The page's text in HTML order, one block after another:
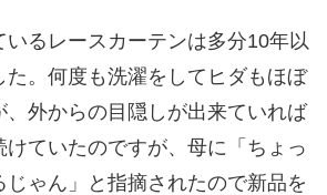
るレースカーテンは多分10年以
た。何度も洗濯をしてヒダもほぼ
、外からの目隠しが出来ていれば
けていたのですが、母に「ちょっ
じゃん」と指摘されたので新品を